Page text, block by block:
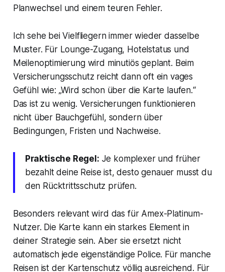
Planwechsel und einem teuren Fehler.
Ich sehe bei Vielfliegern immer wieder dasselbe
Muster. Für Lounge-Zugang, Hotelstatus und
Meilenoptimierung wird minutiös geplant. Beim
Versicherungsschutz reicht dann oft ein vages
Gefühl wie: „Wird schon über die Karte laufen.“
Das ist zu wenig. Versicherungen funktionieren
nicht über Bauchgefühl, sondern über
Bedingungen, Fristen und Nachweise.
Praktische Regel: Je komplexer und früher
bezahlt deine Reise ist, desto genauer musst du
den Rücktrittsschutz prüfen.
Besonders relevant wird das für Amex-Platinum-
Nutzer. Die Karte kann ein starkes Element in
deiner Strategie sein. Aber sie ersetzt nicht
automatisch jede eigenständige Police. Für manche
Reisen ist der Kartenschutz völlig ausreichend. Für